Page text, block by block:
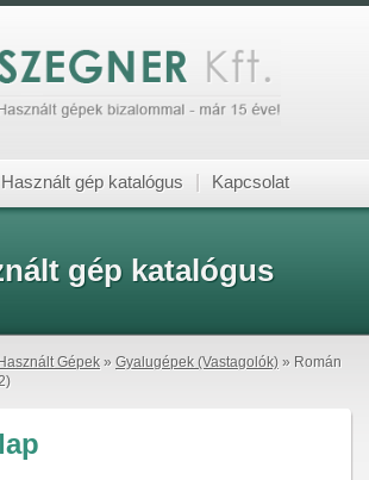
Használt gép katalógus Kapcsolat
gép katalógus
Használt Gépek » Gyalugépek (Vastagolók) » Román